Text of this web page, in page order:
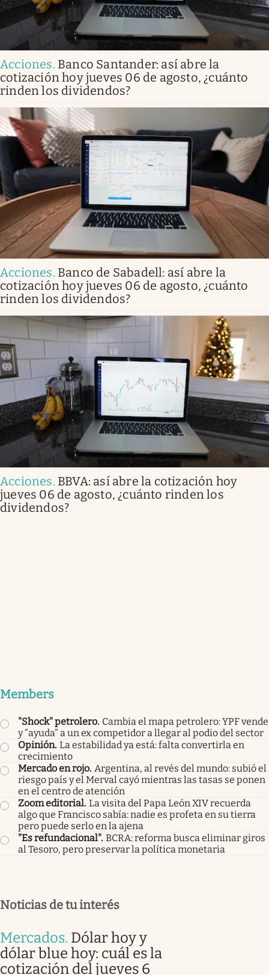
Acciones. Banco Santander: así abre la
cotización hoy jueves 06 de agosto, ¿cuánto
rinden los dividendos?
Acciones. Banco de Sabadell: así abre la
cotización hoy jueves 06 de agosto, ¿cuánto
rinden los dividendos?
Acciones. BBVA: así abre la cotización hoy
jueves 06 de agosto, ¿cuánto rinden los
dividendos?
Members
"Shock" petrolero. Cambia el mapa petrolero: YPF vende
y “ayuda” a un ex competidor a llegar al podio del sector
Opinión. La estabilidad ya está: falta convertirla en
crecimiento
Mercado en rojo. Argentina, al revés del mundo: subió el
riesgo país y el Merval cayó mientras las tasas se ponen
en el centro de atención
Zoom editorial. La visita del Papa León XIV recuerda
algo que Francisco sabía: nadie es profeta en su tierra
pero puede serlo en la ajena
"Es refundacional". BCRA: reforma busca eliminar giros
al Tesoro, pero preservar la política monetaria
Noticias de tu interés
Mercados. Dólar hoy y
dólar blue hoy: cuál es la
cotización del jueves 6